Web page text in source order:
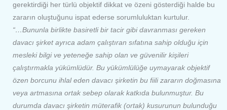
gerektirdiği her türlü objektif dikkat ve özeni gösterdiği halde bu
zararın oluştuğunu ispat ederse sorumluluktan kurtulur.
“…Bununla birlikte basiretli bir tacir gibi davranması gereken
davacı şirket ayrıca adam çalıştıran sıfatına sahip olduğu için
mesleki bilgi ve yeteneğe sahip olan ve güvenilir kişileri
çalıştırmakla yükümlüdür. Bu yükümlülüğe uymayarak objektif
özen borcunu ihlal eden davacı şirketin bu fiili zararın doğmasına
veya artmasına ortak sebep olarak katkıda bulunmuştur. Bu
durumda davacı şirketin müterafik (ortak) kusurunun bulunduğu